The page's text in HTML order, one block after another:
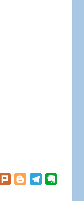
Facebook
Plurk BloggerTelegram